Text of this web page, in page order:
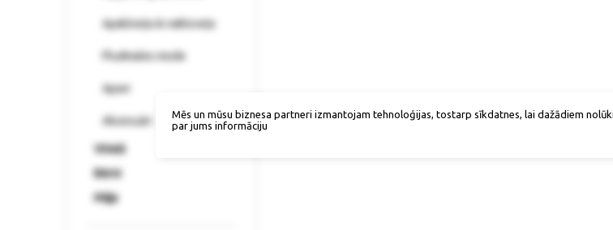
Apakšveļa & naktsveļa
Pludmales mode
Apavi
Aksesuāri
Vīrieši
Bērni
Māja
Mēs un mūsu biznesa partneri izmantojam tehnoloģijas, tostarp sīkdatnes, lai dažādiem
par jums informāciju